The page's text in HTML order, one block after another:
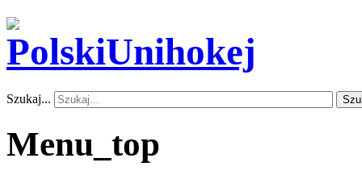
Szukaj...
Menu_top